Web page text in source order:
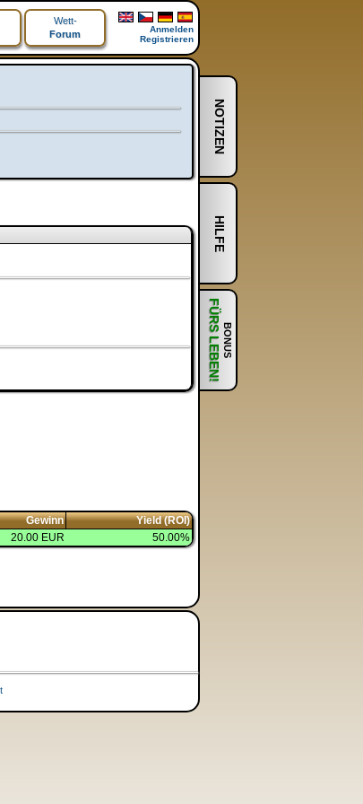
NOTIZEN
HILFE
BONUS
FÜRS LEBEN!
Anmelden
Registrieren
Wett-
Forum
Gewinn
Yield (ROI)
20.00 EUR 50.00%